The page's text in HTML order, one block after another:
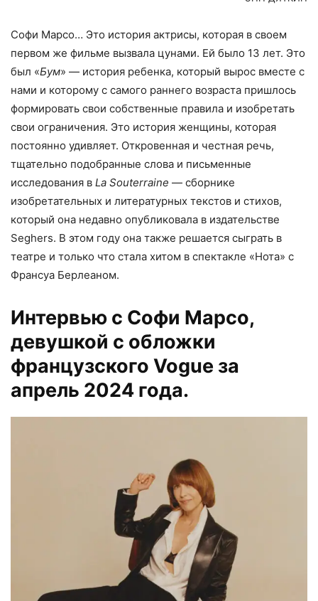
Софи Марсо… Это история актрисы, которая в своем
первом же фильме вызвала цунами. Ей было 13 лет. Это
был «Бум» — история ребенка, который вырос вместе с
нами и которому с самого раннего возраста пришлось
формировать свои собственные правила и изобретать
свои ограничения. Это история женщины, которая
постоянно удивляет. Откровенная и честная речь,
тщательно подобранные слова и письменные
исследования в La Souterraine — сборнике
изобретательных и литературных текстов и стихов,
который она недавно опубликовала в издательстве
Seghers. В этом году она также решается сыграть в
театре и только что стала хитом в спектакле «Нота» с
Франсуа Берлеаном.
Интервью с Софи Марсо,
девушкой с обложки
французского Vogue за
апрель 2024 года.